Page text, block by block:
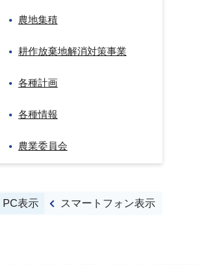
農地集積
耕作放棄地解消対策事業
各種計画
各種情報
農業委員会
PC表示 スマートフォン表示